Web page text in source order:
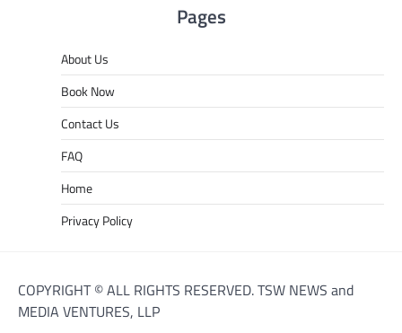
Pages
About Us
Book Now
Contact Us
FAQ
Home
Privacy Policy
COPYRIGHT © ALL RIGHTS RESERVED. TSW NEWS and
MEDIA VENTURES, LLP